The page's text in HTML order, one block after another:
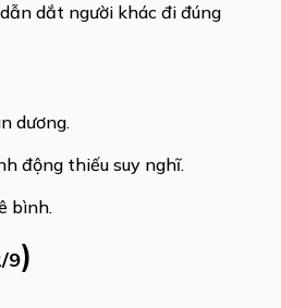
dắt người khác đi đúng
dương.
động thiếu suy nghĩ.
bình.
9)